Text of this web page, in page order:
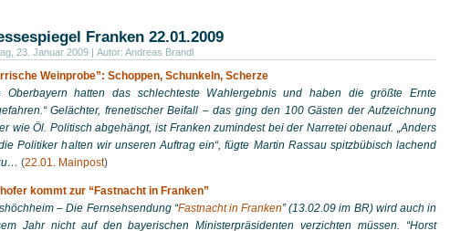
Franken 22.01.2009
23. Januar 2009 | Autor: Andreas Brandl
Weinprobe”: Schoppen, Schunkeln, Scherze
Oberbayern hatten das schlechteste Wahlergebnis und haben die größte Ernte
Gelächter, frenetischer Beifall – das ging den 100 Gästen der Aufzeichnung
wie Öl. Politisch abgehängt, ist Franken zumindest bei der Narretei obenauf. „Anders
Politiker halten wir unseren Auftrag ein“, fügte Martin Rassau spitzbübisch lachend
(22.01. Mainpost)
kommt zur “Fastnacht in Franken”
– Die Fernsehsendung “Fastnacht in Franken” (13.02.09 im BR) wird auch in
Jahr nicht auf den bayerischen Ministerpräsidenten verzichten müssen. “Horst